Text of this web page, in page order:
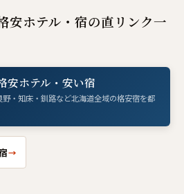
安ホテル・宿の直リンク一
安ホテル・安い宿
・知床・釧路など北海道全域の格安宿を都
→